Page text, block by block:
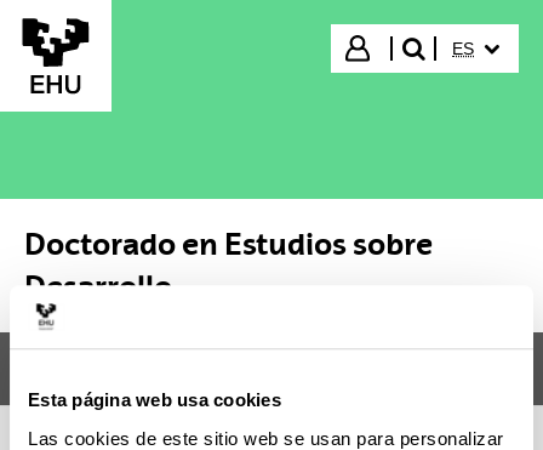
Esta página web usa cookies
Las cookies de este sitio web se usan para personalizar
Saltar al contenido principal
Iniciar sesión
buscar"
ES
Doctorado en Estudios sobre
Desarrollo